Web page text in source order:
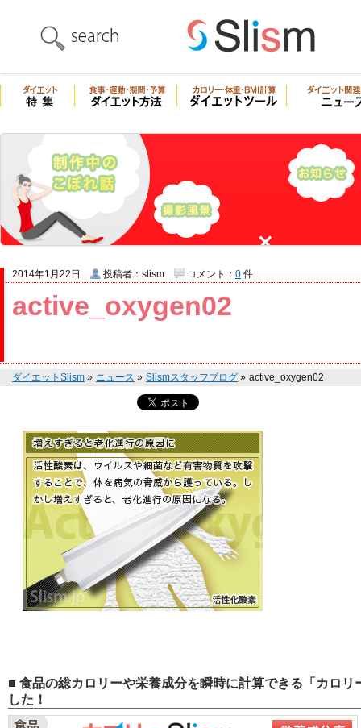
active_oxygen02
2014年1月22日 投稿者：slism コメント： 0 件
ダイエットSlism » ニュース » Slismスタッフブログ » active_oxygen02
■ 食品の総カロリーや栄養成分を瞬時に計算できる「カロ
した！